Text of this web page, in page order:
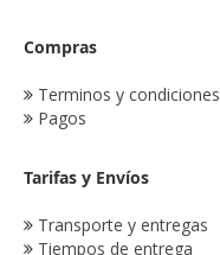
Compras
Terminos y condiciones
Pagos
Tarifas y Envíos
Transporte y entregas
Tiempos de entrega